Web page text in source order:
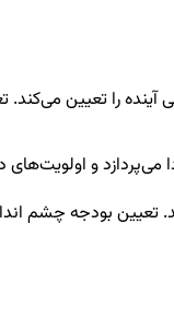
را تعیین می‌کند.
می‌پردازد و
بودجه چشم